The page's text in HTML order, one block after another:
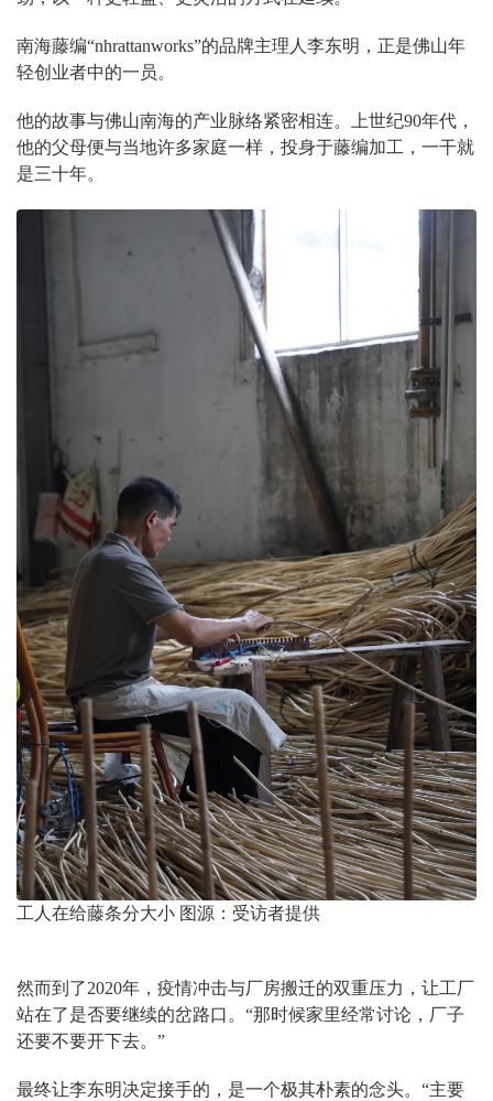
南海藤编“nhrattanworks”的品牌主理人李东明，正是佛山年
轻创业者中的一员。
他的故事与佛山南海的产业脉络紧密相连。上世纪90年代，
他的父母便与当地许多家庭一样，投身于藤编加工，一干就
是三十年。
工人在给藤条分大小 图源：受访者提供
然而到了2020年，疫情冲击与厂房搬迁的双重压力，让工厂
站在了是否要继续的岔路口。“那时候家里经常讨论，厂子
还要不要开下去。”
最终让李东明决定接手的，是一个极其朴素的念头。“主要